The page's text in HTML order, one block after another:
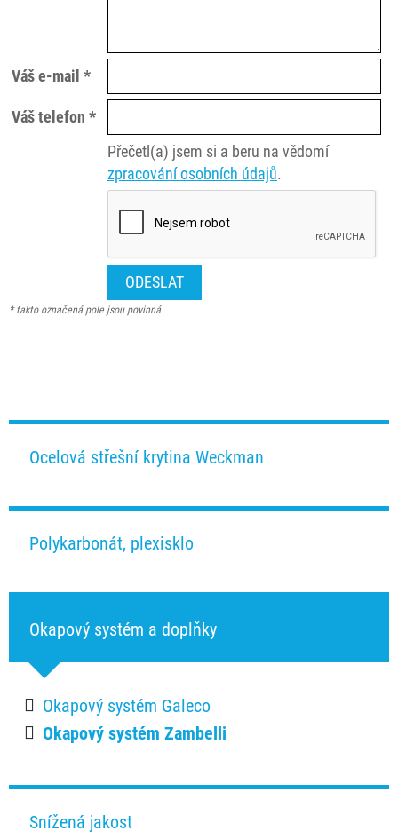
Váš e-mail *
Váš telefon *
Přečetl(a) jsem si a beru na vědomí
zpracování osobních údajů.
* takto označená pole jsou povinná
Ocelová střešní krytina Weckman
Polykarbonát, plexisklo
Okapový systém a doplňky
Okapový systém Galeco
Okapový systém Zambelli
Snížená jakost